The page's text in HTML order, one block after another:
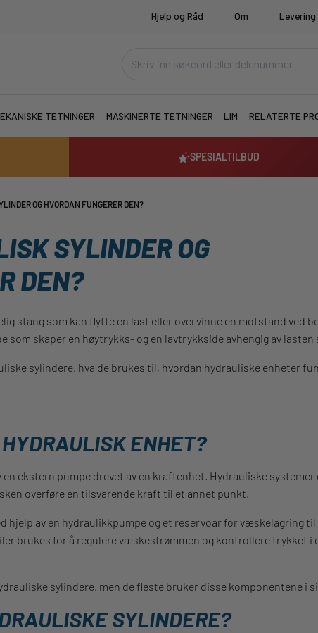
Hjelp og Råd Om
TETNINGER MASKINERTE TETNINGER LIM RELATERTE
SPESIALTILBUD
OG HVORDAN FUNGERER DEN?
SYLINDER OG
DEN?
stang som kan flytte en last eller overvinne en motstand
som skaper en høytrykks- og en lavtrykkside avhengig av
sylindere, hva de brukes til, hvordan hydrauliske enheter
ENHET?
ekstern pumpe drevet av en kraftenhet. Hydrauliske
overføre en tilsvarende kraft til et annet punkt.
hjelp av en hydraulikkpumpe og et reservoar for væskelagring
brukes for å regulere væskestrømmen og kontrollere
sylindere, men de fleste bruker disse komponentene i
SYLINDERE?